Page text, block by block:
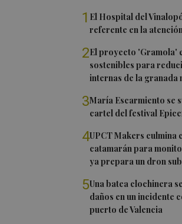
1 El Hospital del
referente en la
2El proyecto 'Gramola'
sostenibles para
internas de la granada
3María Escarmiento se
cartel del festival
4UPCT Makers culmina
catamarán para
ya prepara un dron
5Una batea clochinera
daños en un incidente
puerto de Valencia